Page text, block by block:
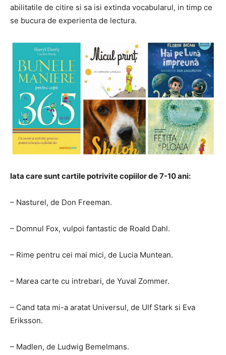
abilitatile de citire si sa isi extinda vocabularul, in timp ce
se bucura de experienta de lectura.
Iata care sunt cartile potrivite copiilor de 7-10 ani:
– Nasturel, de Don Freeman.
– Domnul Fox, vulpoi fantastic de Roald Dahl.
– Rime pentru cei mai mici, de Lucia Muntean.
– Marea carte cu intrebari, de Yuval Zommer.
– Cand tata mi-a aratat Universul, de Ulf Stark si Eva
Eriksson.
– Madlen, de Ludwig Bemelmans.